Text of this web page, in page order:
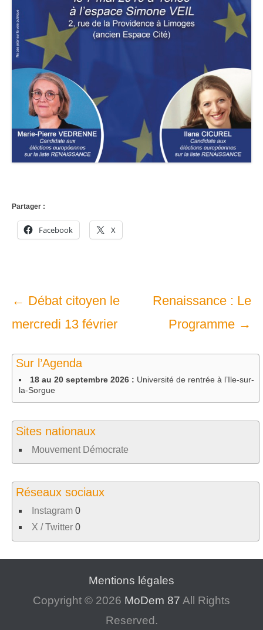
Partager :
Facebook X
Navigation
dans
articles
← Débat citoyen le
mercredi 13 février
Renaissance : Le
Programme →
Sur l’Agenda
18 au 20 septembre 2026 : Université de rentrée à l’Ile-sur-
la-Sorgue
Sites nationaux
Mouvement Démocrate
Réseaux sociaux
Instagram 0
X / Twitter 0
Mentions légales
Copyright © 2026 MoDem 87 All Rights
Reserved.